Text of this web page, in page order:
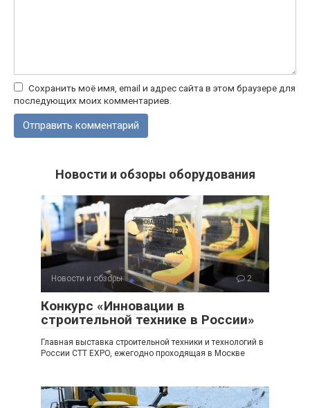
Сохранить моё имя, email и адрес сайта в этом браузере для
последующих моих комментариев.
Новости и обзоры оборудования
Новости и обзоры 2
Конкурс «Инновации в
строительной технике в России»
Главная выставка строительной техники и технологий в
России CTT EXPO, ежегодно проходящая в Москве